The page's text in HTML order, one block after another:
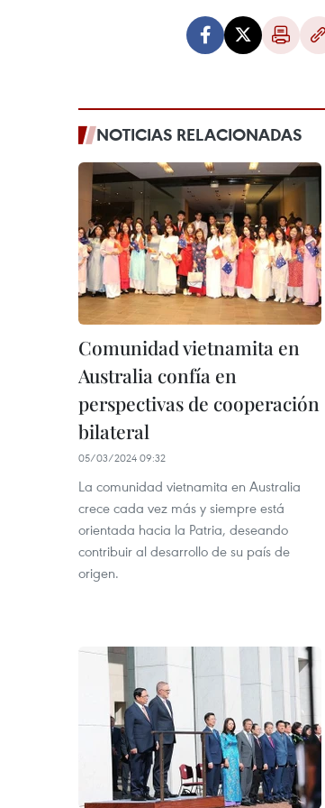
NOTICIAS RELACIONADAS
Comunidad vietnamita en
Australia confía en
perspectivas de cooperación
bilateral
05/03/2024 09:32
La comunidad vietnamita en Australia
crece cada vez más y siempre está
orientada hacia la Patria, deseando
contribuir al desarrollo de su país de
origen.